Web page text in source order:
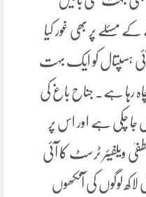
مسئلے پر بھی غور کیا
آئی ہسپتال کو ایک بہت
رہا ہے۔ جناح باغ کی
جا چکی ہے اور اس پر
ویلفیئر ٹرسٹ کا آئی
لوگوں کی آنکھوں